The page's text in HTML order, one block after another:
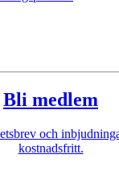
Bli medlem
och
kostnadsfritt.